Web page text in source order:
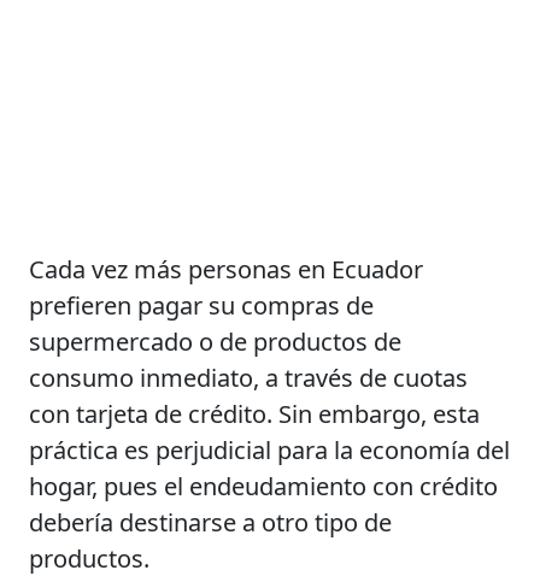
Cada vez más personas en Ecuador
prefieren pagar su compras de
supermercado o de productos de
consumo inmediato, a través de cuotas
con tarjeta de crédito. Sin embargo, esta
práctica es perjudicial para la economía del
hogar, pues el endeudamiento con crédito
debería destinarse a otro tipo de
productos.